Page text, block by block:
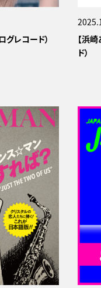
グレコード）
【浜
ド）